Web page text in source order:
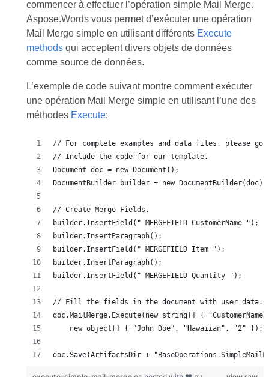
commencer à effectuer l’opération simple Mail Merge.
Aspose.Words vous permet d’exécuter une opération
Mail Merge simple en utilisant différents Execute
methodsqui acceptent divers objets de données
comme source de données.
L’exemple de code suivant montre comment exécuter
une opération Mail Merge simple en utilisant l’une des
méthodes Execute:
doc.Save(ArtifactsDir +